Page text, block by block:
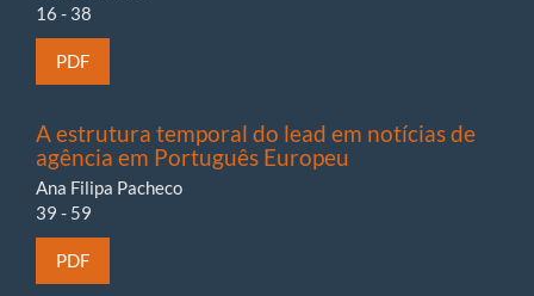
16 - 38
PDF
A estrutura temporal do lead em notícias de
agência em Português Europeu
Ana Filipa Pacheco
39 - 59
PDF